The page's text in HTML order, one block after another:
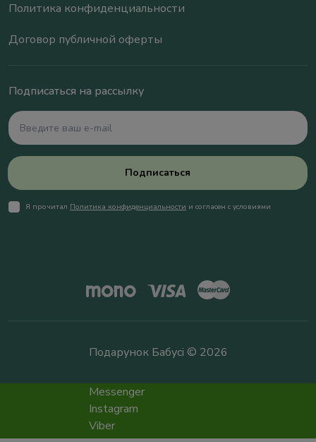
Политика конфиденциальности
Договор публичной оферты
Подписаться на рассылку
Подписаться
Я прочитал Политика конфиденциальности и согласен с условиями
Подарунок Бабусі © 2026
Messenger
Instagram
Viber